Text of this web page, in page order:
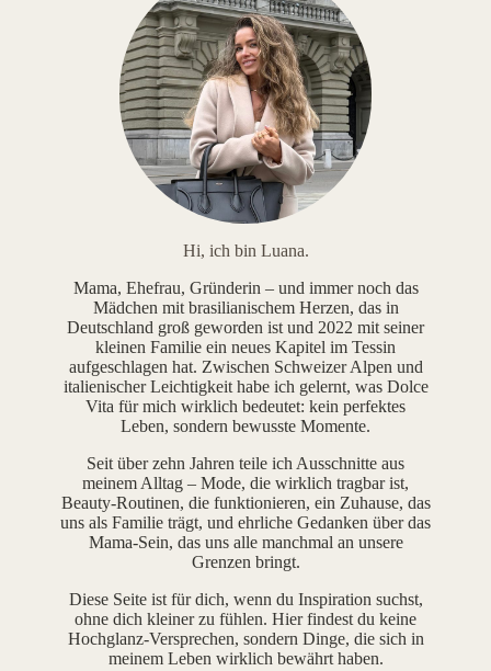
Hi, ich bin Luana.
Mama, Ehefrau, Gründerin – und immer noch das
Mädchen mit brasilianischem Herzen, das in
Deutschland groß geworden ist und 2022 mit seiner
kleinen Familie ein neues Kapitel im Tessin
aufgeschlagen hat. Zwischen Schweizer Alpen und
italienischer Leichtigkeit habe ich gelernt, was Dolce
Vita für mich wirklich bedeutet: kein perfektes
Leben, sondern bewusste Momente.
Seit über zehn Jahren teile ich Ausschnitte aus
meinem Alltag – Mode, die wirklich tragbar ist,
Beauty-Routinen, die funktionieren, ein Zuhause, das
uns als Familie trägt, und ehrliche Gedanken über das
Mama-Sein, das uns alle manchmal an unsere
Grenzen bringt.
Diese Seite ist für dich, wenn du Inspiration suchst,
ohne dich kleiner zu fühlen. Hier findest du keine
Hochglanz-Versprechen, sondern Dinge, die sich in
meinem Leben wirklich bewährt haben.